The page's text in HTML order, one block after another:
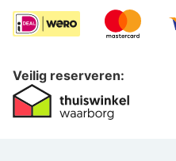
Veilig reserveren: